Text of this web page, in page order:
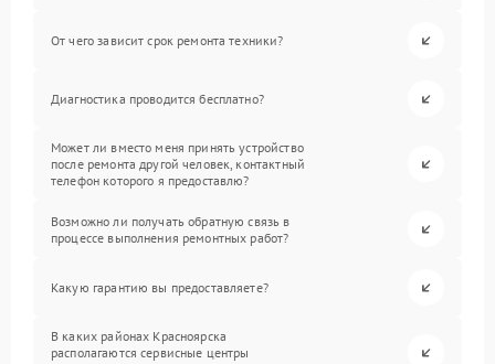
От чего зависит срок ремонта техники?
Диагностика проводится бесплатно?
Может ли вместо меня принять устройство
после ремонта другой человек, контактный
телефон которого я предоставлю?
Возможно ли получать обратную связь в
процессе выполнения ремонтных работ?
Какую гарантию вы предоставляете?
В каких районах Красноярска
располагаются сервисные центры